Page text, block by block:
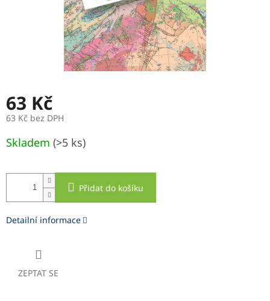
63 Kč
63 Kč bez DPH
cena:
Skladem (>5 ks)
Přidat do košíku
Detailní informace
ZEPTAT SE